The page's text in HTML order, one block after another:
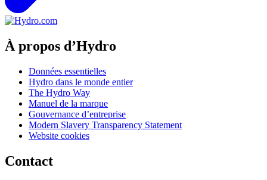
À propos d’Hydro
Données essentielles
Hydro dans le monde entier
The Hydro Way
Manuel de la marque
Gouvernance d’entreprise
Modern Slavery Transparency Statement
Website cookies
Contact